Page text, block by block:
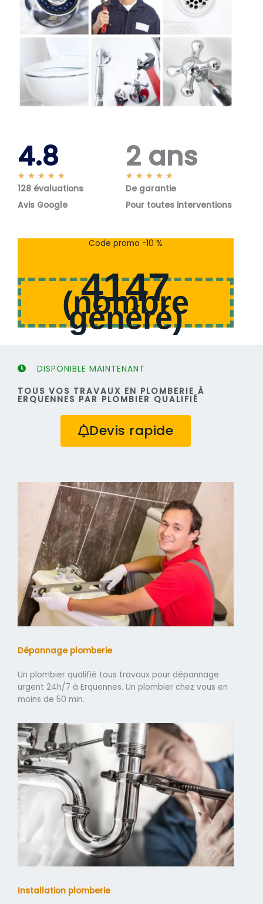
4.8
★ ★ ★ ★ ★
o
s
128 évaluations
Avis Google
2 ans
★ ★ ★ ★ ★
o
s
De garantie
Pour toutes interventions
Code promo -10 %
4147
(nombre
généré)
DISPONIBLE MAINTENANT
TOUS VOS TRAVAUX EN PLOMBERIE À
ERQUENNES PAR PLOMBIER QUALIFIÉ
Devis rapide
Dépannage plomberie
Un plombier qualifié tous travaux pour dépannage
urgent 24h/7 à Erquennes. Un plombier chez vous en
moins de 50 min.
Installation plomberie